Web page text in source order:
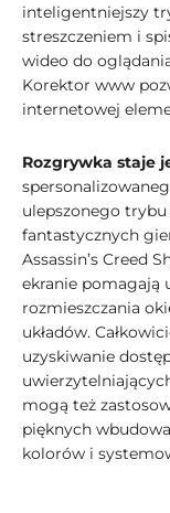
inteligentniejszy
streszczeniem i
wideo do
Korektor www
internetowej
Rozgrywka staje
ulepszonego
fantastycznych
Assassin’s Creed
ekranie pomagają
rozmieszczania
układów.
uzyskiwanie
mogą też
pięknych
kolorów i